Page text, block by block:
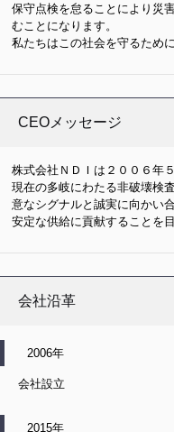
保守点検を怠ることにより災
むことになります。
私たちはこの社会を守るため
CEOメッセージ
株式会社ＮＤＩは２００６年
現在の多岐にわたる非破壊検
意なシグナルと誠実に向かい
安定な供給に貢献することを
会社沿革
2006年
会社設立
2015年